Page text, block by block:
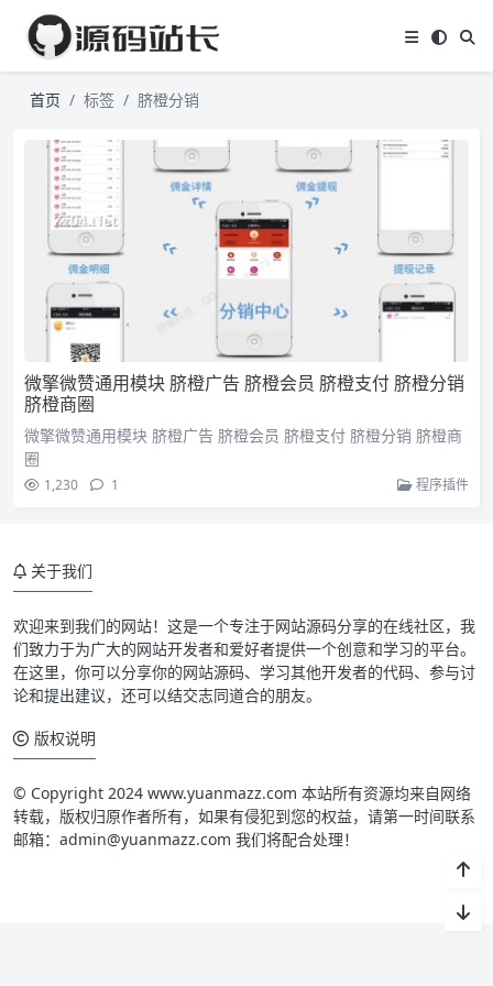
首页 标签 脐橙分销
微擎微赞通用模块 脐橙广告 脐橙会员 脐橙支付 脐橙分销
脐橙商圈
微擎微赞通用模块 脐橙广告 脐橙会员 脐橙支付 脐橙分销 脐橙商
圈
1,230 1 程序插件
关于我们
欢迎来到我们的网站！这是一个专注于网站源码分享的在线社区，我
们致力于为广大的网站开发者和爱好者提供一个创意和学习的平台。
在这里，你可以分享你的网站源码、学习其他开发者的代码、参与讨
论和提出建议，还可以结交志同道合的朋友。
版权说明
© Copyright 2024 www.yuanmazz.com 本站所有资源均来自网络
转载，版权归原作者所有，如果有侵犯到您的权益，请第一时间联系
邮箱：admin@yuanmazz.com 我们将配合处理！